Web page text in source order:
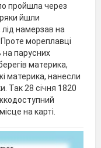
пройшла через
йшли
намерзав на
Проте мореплавці
на парусних
материка,
материка, нанесли
Так 28 січня 1820
на карті.